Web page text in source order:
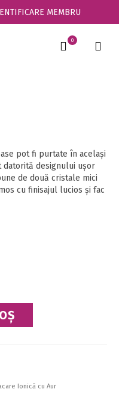
MEMBRU
0
pot fi purtate în același
designului ușor
de două cristale mici
cu finisajul lucios și fac
Ionică cu Aur